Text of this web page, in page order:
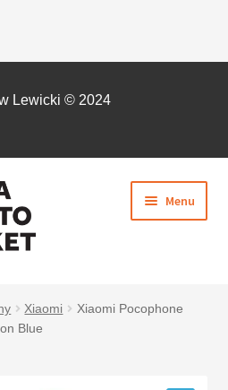
Lewicki © 2024
Menu
Xiaomi
Xiaomi Pocophone
Blue